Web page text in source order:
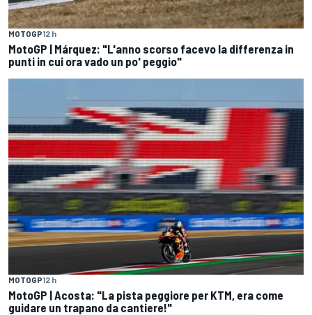
MOTOGP12 h
MotoGP | Márquez: "L'anno scorso facevo la differenza in
punti in cui ora vado un po' peggio"
MOTOGP12 h
MotoGP | Acosta: "La pista peggiore per KTM, era come
guidare un trapano da cantiere!"